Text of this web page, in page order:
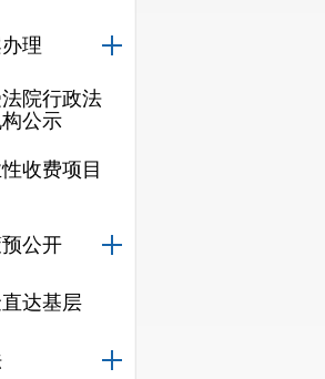
理
院行政法
公示
收费项目
公开
达基层